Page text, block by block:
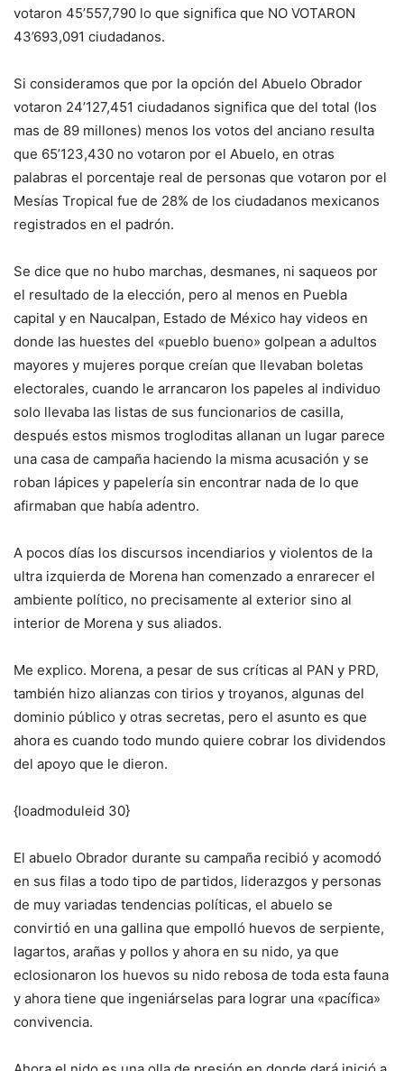
votaron 45’557,790 lo que significa que NO VOTARON
43’693,091 ciudadanos.
Si consideramos que por la opción del Abuelo Obrador
votaron 24’127,451 ciudadanos significa que del total (los
mas de 89 millones) menos los votos del anciano resulta
que 65’123,430 no votaron por el Abuelo, en otras
palabras el porcentaje real de personas que votaron por el
Mesías Tropical fue de 28% de los ciudadanos mexicanos
registrados en el padrón.
Se dice que no hubo marchas, desmanes, ni saqueos por
el resultado de la elección, pero al menos en Puebla
capital y en Naucalpan, Estado de México hay videos en
donde las huestes del «pueblo bueno» golpean a adultos
mayores y mujeres porque creían que llevaban boletas
electorales, cuando le arrancaron los papeles al individuo
solo llevaba las listas de sus funcionarios de casilla,
después estos mismos trogloditas allanan un lugar parece
una casa de campaña haciendo la misma acusación y se
roban lápices y papelería sin encontrar nada de lo que
afirmaban que había adentro.
A pocos días los discursos incendiarios y violentos de la
ultra izquierda de Morena han comenzado a enrarecer el
ambiente político, no precisamente al exterior sino al
interior de Morena y sus aliados.
Me explico. Morena, a pesar de sus críticas al PAN y PRD,
también hizo alianzas con tirios y troyanos, algunas del
dominio público y otras secretas, pero el asunto es que
ahora es cuando todo mundo quiere cobrar los dividendos
del apoyo que le dieron.
{loadmoduleid 30}
El abuelo Obrador durante su campaña recibió y acomodó
en sus filas a todo tipo de partidos, liderazgos y personas
de muy variadas tendencias políticas, el abuelo se
convirtió en una gallina que empolló huevos de serpiente,
lagartos, arañas y pollos y ahora en su nido, ya que
eclosionaron los huevos su nido rebosa de toda esta fauna
y ahora tiene que ingeniárselas para lograr una «pacífica»
convivencia.